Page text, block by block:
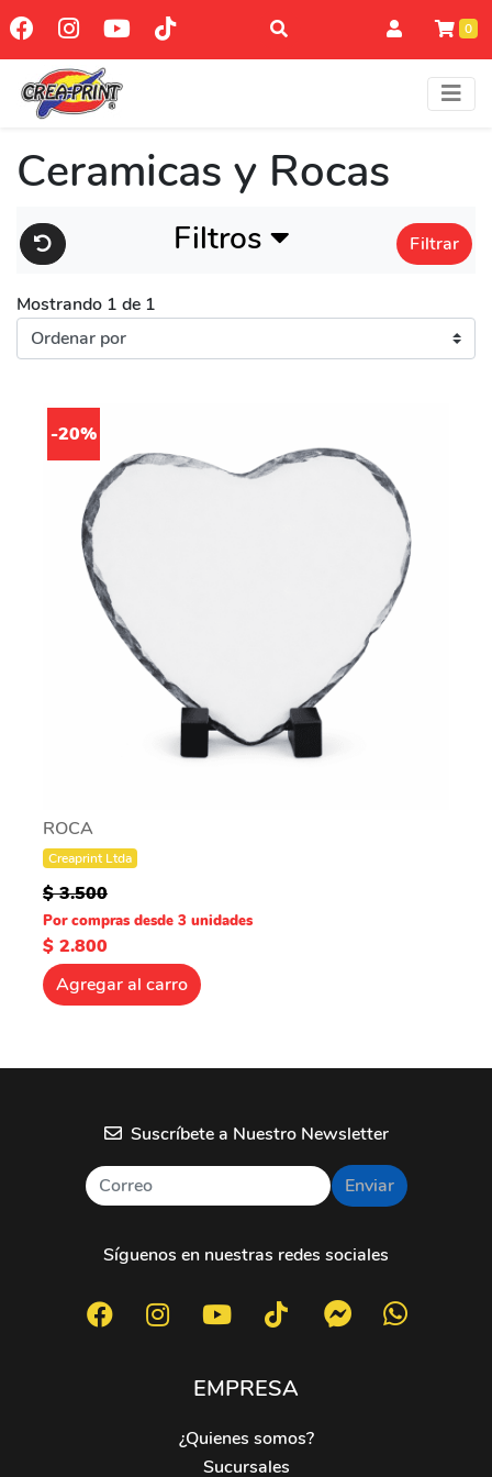
0
Ceramicas y Rocas
Filtros Filtrar
Mostrando 1 de 1
-20%
ROCA
Creaprint Ltda
$ 3.500
Por compras desde 3 unidades
$ 2.800
Agregar al carro
Suscríbete a Nuestro Newsletter
Enviar
Síguenos en nuestras redes sociales
EMPRESA
¿Quienes somos?
Sucursales